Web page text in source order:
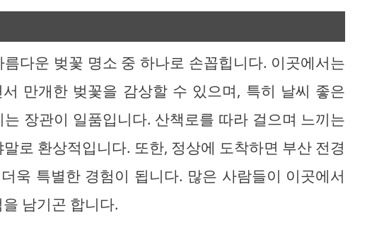
다운 벚꽃 명소 중 하나로 손꼽힙니다. 이곳에서는
만개한 벚꽃을 감상할 수 있으며, 특히 날씨 좋은
장관이 일품입니다. 산책로를 따라 걸으며 느끼는
로 환상적입니다. 또한, 정상에 도착하면 부산 전경
욱 특별한 경험이 됩니다. 많은 사람들이 이곳에서
남기곤 합니다.